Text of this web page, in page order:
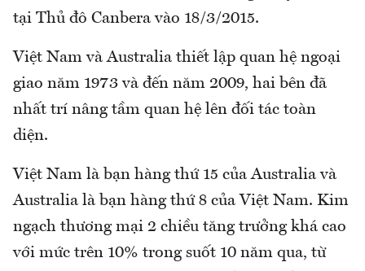
tại Thủ đô Canbera vào 18/3/2015.
Việt Nam và Australia thiết lập quan hệ ngoại
giao năm 1973 và đến năm 2009, hai bên đã
nhất trí nâng tầm quan hệ lên đối tác toàn
diện.
Việt Nam là bạn hàng thứ 15 của Australia và
Australia là bạn hàng thứ 8 của Việt Nam. Kim
ngạch thương mại 2 chiều tăng trưởng khá cao
với mức trên 10% trong suốt 10 năm qua, từ